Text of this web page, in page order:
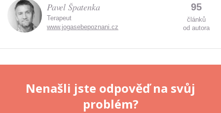
Pavel Špatenka
Terapeut
www.jogasebepoznani.cz
95
článků
od autora
Nenašli jste odpověď na svůj
problém?